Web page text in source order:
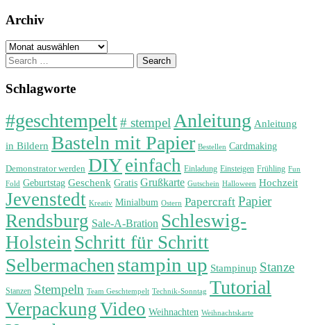
Archiv
Archiv
Search
for:
Schlagworte
#geschtempelt# stempel Anleitung Anleitung
in Bildern Basteln mit Papier Bestellen Cardmaking
Demonstrator werden DIYeinfach Einladung Einsteigen Frühling Fun
Fold Geburtstag Geschenk Gratis Grußkarte Gutschein Halloween Hochzeit
Jevenstedt Kreativ Minialbum Ostern Papercraft Papier
Rendsburg Sale-A-Bration Schleswig-
Holstein Schritt für Schritt
Selbermachen stampin up Stampinup Stanze
Stanzen Stempeln Team Geschtempelt Technik-Sonntag Tutorial
VerpackungVideo Weihnachten Weihnachtskarte